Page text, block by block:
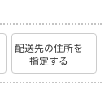
配送先の住所を
指定する